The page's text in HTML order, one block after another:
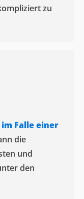
zu
im Falle einer
die
und
den